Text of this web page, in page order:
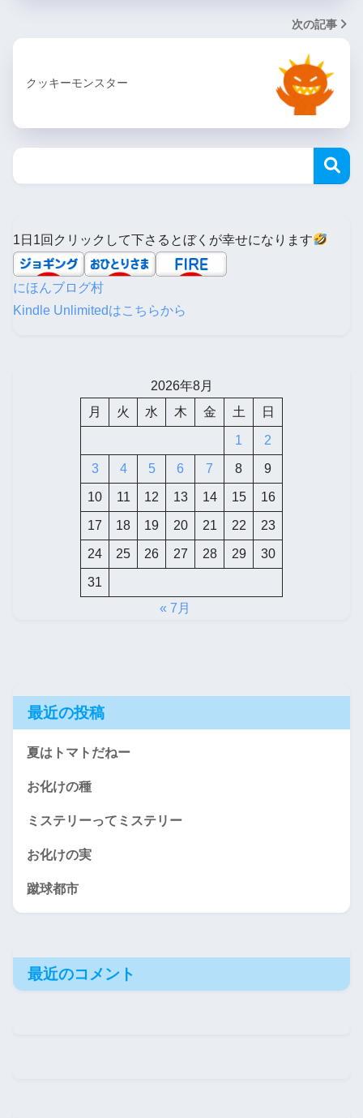
次の記事
クッキーモンスター
1日1回クリックして下さるとぼくが幸せになります
にほんブログ村
Kindle Unlimitedはこちらから
2026年8月
月
火 水 木 金 土 日
1 2
3 4 5 6 7 8 9
10 11 12 13 14 15 16
17 18 19 20 21 22 23
24 25 26 27 28 29 30
31
« 7月
最近の投稿
夏はトマトだねー
お化けの種
ミステリーってミステリー
お化けの実
蹴球都市
最近のコメント